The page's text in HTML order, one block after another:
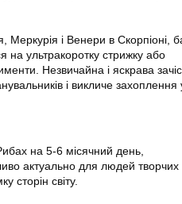
Меркурія і Венери в Скорпіоні,
на ультракоротку стрижку або
Незвичайна і яскрава
і викличе захоплення
на 5-6 місячний день,
актуально для людей творчих
сторін світу.